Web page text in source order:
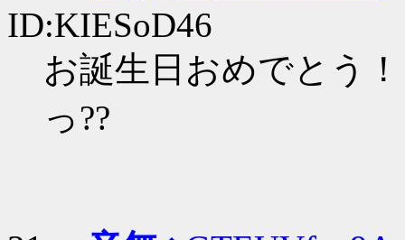
ID:KIESoD46
お誕生日おめでとう
っ??